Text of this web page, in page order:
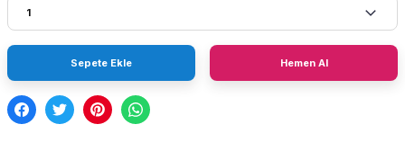
Sepete Ekle Hemen Al